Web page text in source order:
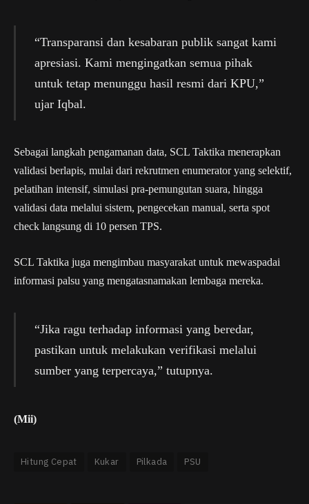
“Transparansi dan kesabaran publik sangat kami
apresiasi. Kami mengingatkan semua pihak
untuk tetap menunggu hasil resmi dari KPU,”
ujar Iqbal.
Sebagai langkah pengamanan data, SCL Taktika menerapkan
validasi berlapis, mulai dari rekrutmen enumerator yang selektif,
pelatihan intensif, simulasi pra-pemungutan suara, hingga
validasi data melalui sistem, pengecekan manual, serta spot
check langsung di 10 persen TPS.
SCL Taktika juga mengimbau masyarakat untuk mewaspadai
informasi palsu yang mengatasnamakan lembaga mereka.
“Jika ragu terhadap informasi yang beredar,
pastikan untuk melakukan verifikasi melalui
sumber yang terpercaya,” tutupnya.
(Mii)
Hitung Cepat Kukar Pilkada PSU